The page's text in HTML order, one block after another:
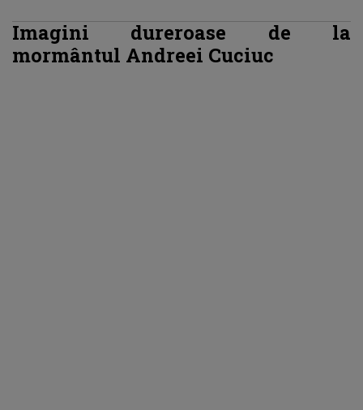
Imagini dureroase de la
mormântul Andreei Cuciuc